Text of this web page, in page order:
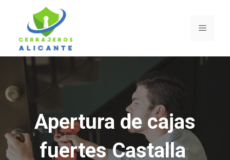
contenido
Menú
Apertura de cajas
fuertes Castalla